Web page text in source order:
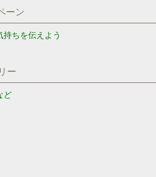
ーン
ちを伝えよう
ー
ど